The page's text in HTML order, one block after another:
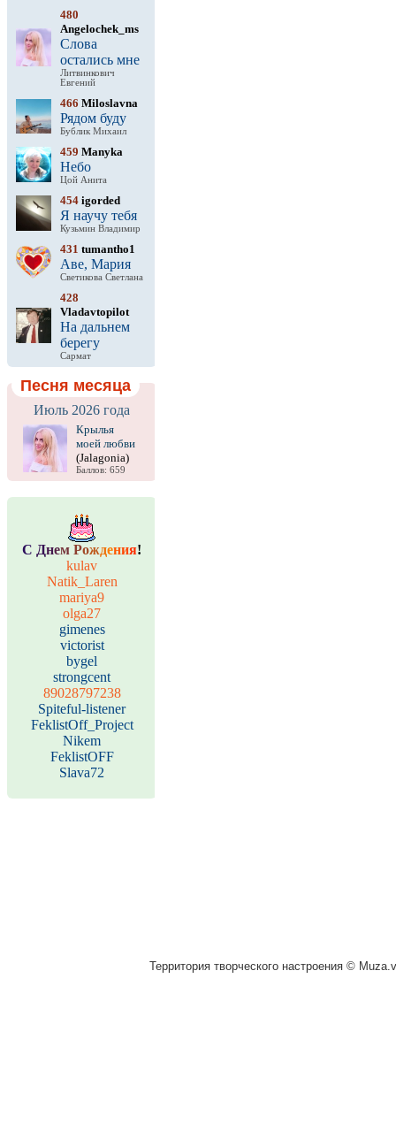
480
Angelochek_ms
Слова
остались мне
Литвинкович
Евгений
466 Miloslavna
Рядом буду
Бублик Михаил
459 Manyka
Небо
Цой Анита
454 igorded
Я научу тебя
Кузьмин Владимир
431 tumantho1
Аве, Мария
Светикова Светлана
428
Vladavtopilot
На дальнем
берегу
Сармат
Песня месяца
Июль 2026 года
Крылья
моей любви
(Jalagonia)
Баллов: 659
С Днем Рождения!
kulav
Natik_Laren
mariya9
olga27
gimenes
victorist
bygel
strongcent
89028797238
Spiteful-listener
FeklistOff_Project
Nikem
FeklistOFF
Slava72
Территория творческого настроения ©